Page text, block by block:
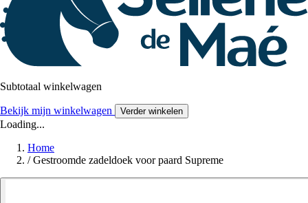
Subtotaal winkelwagen
Bekijk mijn winkelwagen Verder winkelen
Loading...
Home
/ Gestroomde zadeldoek voor paard Supreme